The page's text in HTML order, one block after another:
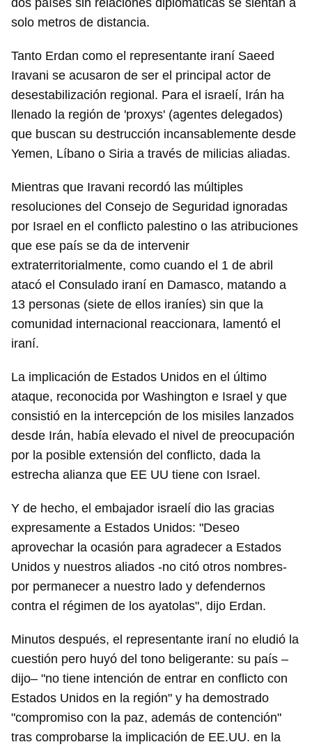
INICIAR SESIÓN
dos países sin relaciones diplomáticas se sientan a
solo metros de distancia.
Tanto Erdan como el representante iraní Saeed
Iravani se acusaron de ser el principal actor de
desestabilización regional. Para el israelí, Irán ha
llenado la región de 'proxys' (agentes delegados)
que buscan su destrucción incansablemente desde
Yemen, Líbano o Siria a través de milicias aliadas.
Mientras que Iravani recordó las múltiples
resoluciones del Consejo de Seguridad ignoradas
por Israel en el conflicto palestino o las atribuciones
que ese país se da de intervenir
extraterritorialmente, como cuando el 1 de abril
atacó el Consulado iraní en Damasco, matando a
13 personas (siete de ellos iraníes) sin que la
comunidad internacional reaccionara, lamentó el
iraní.
La implicación de Estados Unidos en el último
ataque, reconocida por Washington e Israel y que
consistió en la intercepción de los misiles lanzados
desde Irán, había elevado el nivel de preocupación
por la posible extensión del conflicto, dada la
estrecha alianza que EE UU tiene con Israel.
Y de hecho, el embajador israelí dio las gracias
expresamente a Estados Unidos: "Deseo
aprovechar la ocasión para agradecer a Estados
Unidos y nuestros aliados -no citó otros nombres-
por permanecer a nuestro lado y defendernos
contra el régimen de los ayatolas", dijo Erdan.
Minutos después, el representante iraní no eludió la
cuestión pero huyó del tono beligerante: su país –
dijo– "no tiene intención de entrar en conflicto con
Estados Unidos en la región" y ha demostrado
"compromiso con la paz, además de contención"
tras comprobarse la implicación de EE.UU. en la